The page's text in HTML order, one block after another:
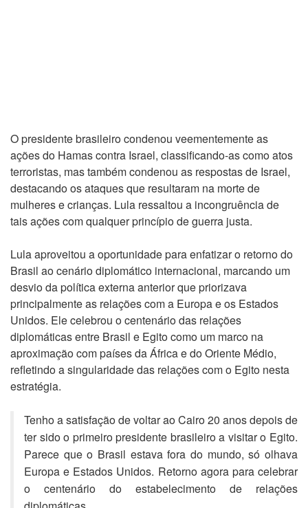
O presidente brasileiro condenou veementemente as
ações do Hamas contra Israel, classificando-as como atos
terroristas, mas também condenou as respostas de Israel,
destacando os ataques que resultaram na morte de
mulheres e crianças. Lula ressaltou a incongruência de
tais ações com qualquer princípio de guerra justa.
Lula aproveitou a oportunidade para enfatizar o retorno do
Brasil ao cenário diplomático internacional, marcando um
desvio da política externa anterior que priorizava
principalmente as relações com a Europa e os Estados
Unidos. Ele celebrou o centenário das relações
diplomáticas entre Brasil e Egito como um marco na
aproximação com países da África e do Oriente Médio,
refletindo a singularidade das relações com o Egito nesta
estratégia.
Tenho a satisfação de voltar ao Cairo 20 anos depois de
ter sido o primeiro presidente brasileiro a visitar o Egito.
Parece que o Brasil estava fora do mundo, só olhava
Europa e Estados Unidos. Retorno agora para celebrar
o centenário do estabelecimento de relações